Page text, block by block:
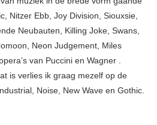
Nitzer Ebb, Joy Division, Siouxsie,
Neubauten, Killing Joke, Swans,
Neon Judgement, Miles
van Puccini en Wagner .
is verlies ik graag mezelf op de
Noise, New Wave en Gothic.